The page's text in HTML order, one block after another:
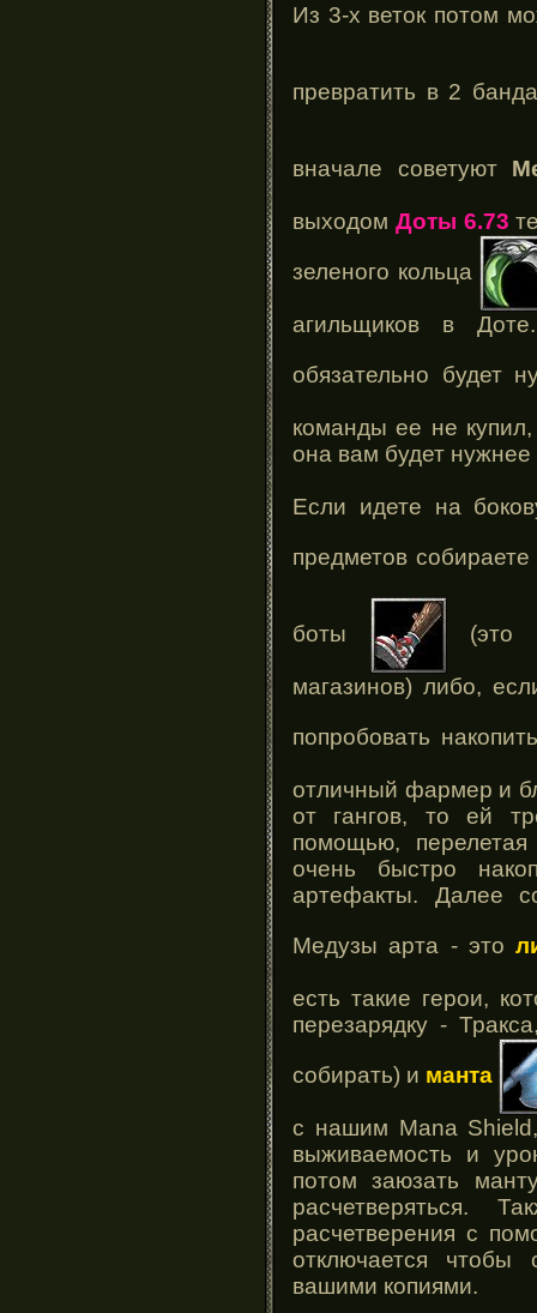
Из 3-х веток потом
превратить в 2
вначале советуют
выходом Доты 6.73
зеленого кольца
агильщиков в
обязательно будет
команды ее не купил,
она вам будет нужнее
Если идете на
предметов
боты (это
магазинов) либо,
попробовать
отличный фармер и
от гангов, то ей
помощью,
очень быстро
артефакты. Далее
Медузы арта - это
есть такие герои,
перезарядку -
собирать) и манта
с нашим Mana
выживаемость и
потом заюзать
расчетверяться.
расчетверения с
отключается
вашими копиями.